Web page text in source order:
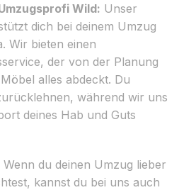
Wild: Unser
dich bei deinem Umzug
Wir bieten einen
der von der Planung
alles abdeckt. Du
während wir uns
deines Hab und Guts
Wenn du deinen Umzug lieber
kannst du bei uns auch